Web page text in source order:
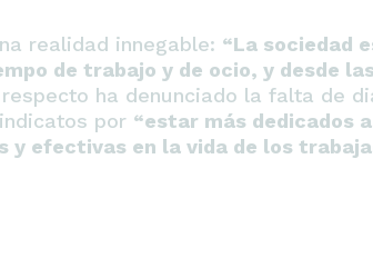
realidad innegable: “La sociedad
de trabajo y de ocio, y desde
ha denunciado la falta de
por “estar más dedicados
y efectivas en la vida de los